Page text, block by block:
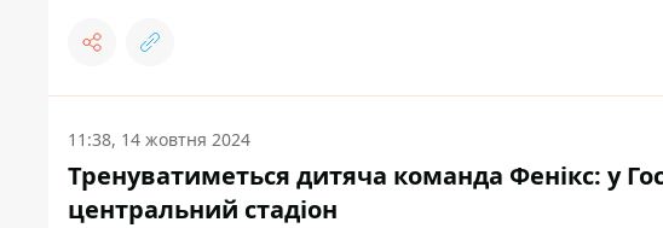
11:38, 14 жовтня 2024
Тренуватиметься дитяча команда Фенікс: у
центральний стадіон